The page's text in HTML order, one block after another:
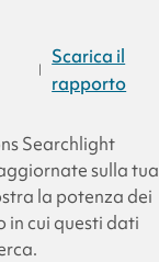
|
Scarica il
rapporto
Searchlight
sulla tua
la potenza dei
in cui questi dati